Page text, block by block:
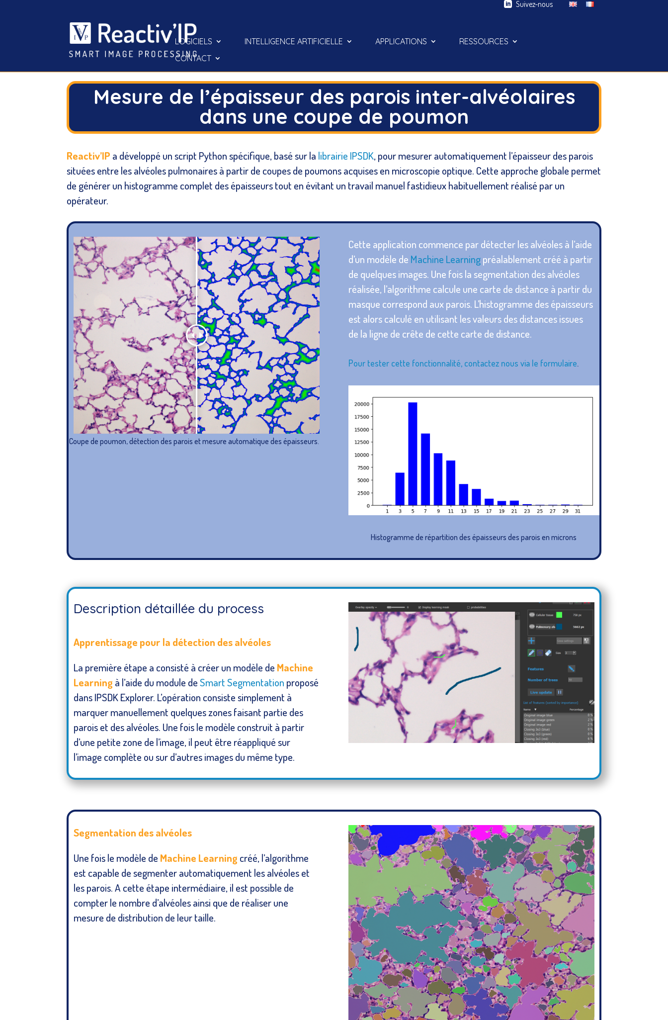
Suivez-nous
LOGICIELS INTELLIGENCE ARTIFICIELLE APPLICATIONS
RESSOURCES
CONTACT
Mesure de l’épaisseur des parois inter-alvéolaires
dans une coupe de poumon
Reactiv’IP a développé un script Python spécifique, basé sur la librairie IPSDK, pour mesurer automatiquement l’épaisseur des parois
situées entre les alvéoles pulmonaires à partir de coupes de poumons acquises en microscopie optique. Cette approche globale permet
de générer un histogramme complet des épaisseurs tout en évitant un travail manuel fastidieux habituellement réalisé par un
opérateur.
Coupe de poumon, détection des parois et mesure automatique des épaisseurs.
Cette application commence par détecter les alvéoles à l’aide
d’un modèle de Machine Learningpréalablement créé à partir
de quelques images. Une fois la segmentation des alvéoles
réalisée, l’algorithme calcule une carte de distance à partir du
masque correspond aux parois. L’histogramme des épaisseurs
est alors calculé en utilisant les valeurs des distances issues
de la ligne de crête de cette carte de distance.
Pour tester cette fonctionnalité, contactez nous via le formulaire.
Histogramme de répartition des épaisseurs des parois en microns
Description détaillée du process
Apprentissage pour la détection des alvéoles
La première étape a consisté à créer un modèle de Machine
Learning à l’aide du module deSmart Segmentation proposé
dans IPSDK Explorer. L’opération consiste simplement à
marquer manuellement quelques zones faisant partie des
parois et des alvéoles. Une fois le modèle construit à partir
d’une petite zone de l’image, il peut être réappliqué sur
l’image complète ou sur d’autres images du même type.
Segmentation des alvéoles
Une fois le modèle de Machine Learning créé, l’algorithme
est capable de segmenter automatiquement les alvéoles et
les parois. A cette étape intermédiaire, il est possible de
compter le nombre d’alvéoles ainsi que de réaliser une
mesure de distribution de leur taille.